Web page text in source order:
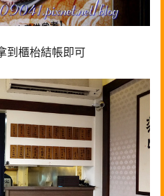
到櫃枱結帳即可